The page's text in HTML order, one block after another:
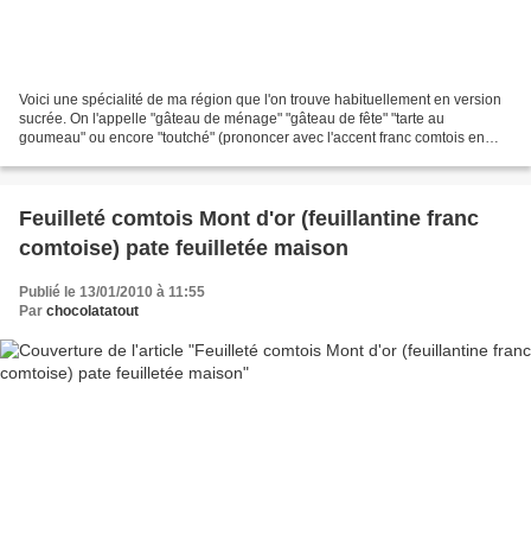
Voici une spécialité de ma région que l'on trouve habituellement en version
sucrée. On l'appelle "gâteau de ménage" "gâteau de fête" "tarte au
goumeau" ou encore "toutché" (prononcer avec l'accent franc comtois en
Feuilleté comtois Mont d'or (feuillantine franc
comtoise) pate feuilletée maison
Publié le 13/01/2010 à 11:55
Par chocolatatout